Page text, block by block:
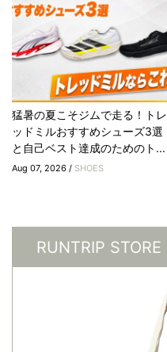
猛暑の夏こそジムで走る！トレ
ッドミルおすすめシューズ3選
と自己ベスト達成のためのト...
Aug 07, 2026 / SHOES
RUNTRIP STORE